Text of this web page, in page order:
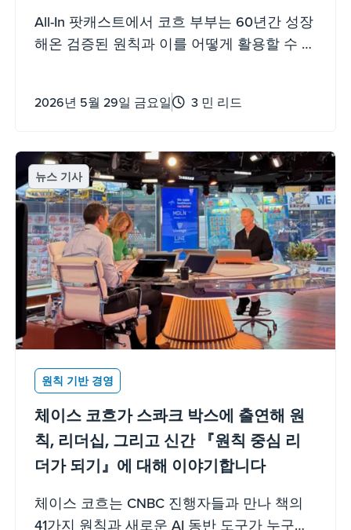
All-In 팟캐스트에서 코흐 부부는 60년간 성장
해온 검증된 원칙과 이를 어떻게 활용할 수 있
2026년 5월 29일 금요일 3 민 리드
뉴스 기사
원칙 기반 경영
체이스 코흐가 스콰크 박스에 출연해 원
칙, 리더십, 그리고 신간 『원칙 중심 리
더가 되기』에 대해 이야기합니다
체이스 코흐는 CNBC 진행자들과 만나 책의
41가지 원칙과 새로운 AI 동반 도구가 누구나